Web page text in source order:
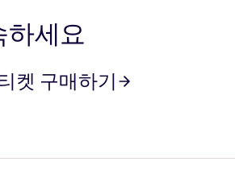
하세요
켓 구매하기